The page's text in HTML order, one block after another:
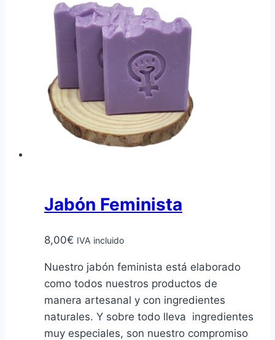
Jabón Feminista
8,00€ IVA incluido
Nuestro jabón feminista está elaborado
como todos nuestros productos de
manera artesanal y con ingredientes
naturales. Y sobre todo lleva ingredientes
muy especiales, son nuestro compromiso